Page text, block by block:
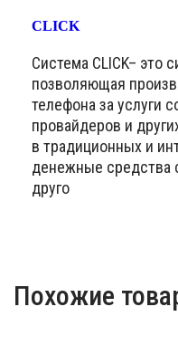
CLICK
Система CLICK– это
позволяющая
телефона за услуги
провайдеров и
в традиционных и
денежные средства
друго
Похожие